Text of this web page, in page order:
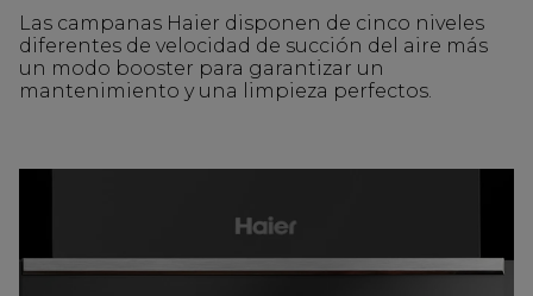
Las campanas Haier disponen de cinco niveles
diferentes de velocidad de succión del aire más
un modo booster para garantizar un
mantenimiento y una limpieza perfectos.